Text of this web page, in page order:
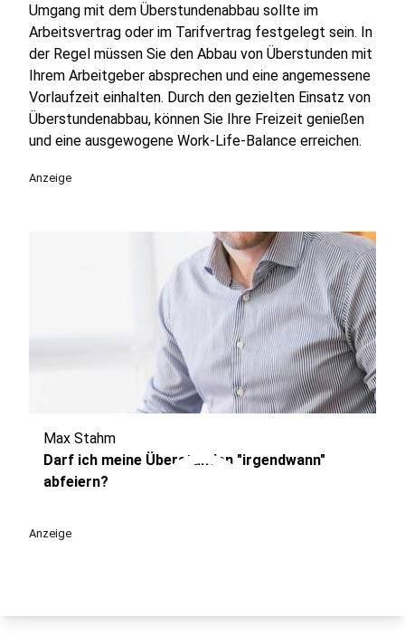
Umgang mit dem Überstundenabbau sollte im
Arbeitsvertrag oder im Tarifvertrag festgelegt sein. In
der Regel müssen Sie den Abbau von Überstunden mit
Ihrem Arbeitgeber absprechen und eine angemessene
Vorlaufzeit einhalten. Durch den gezielten Einsatz von
Überstundenabbau, können Sie Ihre Freizeit genießen
und eine ausgewogene Work-Life-Balance erreichen.
Anzeige
play_circle
Max Stahm
Darf ich meine Überstunden "irgendwann"
abfeiern?
Anzeige